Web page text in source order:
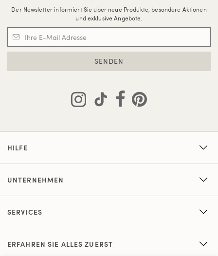
Der Newsletter informiert Sie über neue Produkte, besondere Aktionen
und exklusive Angebote.
SENDEN
HILFE
UNTERNEHMEN
SERVICES
ERFAHREN SIE ALLES ZUERST